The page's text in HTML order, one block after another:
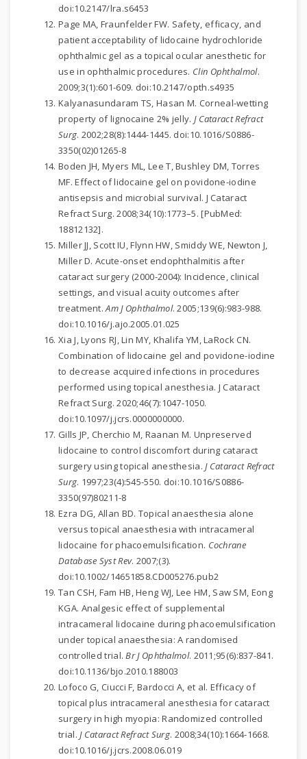
doi:10.2147/lra.s6453
Page MA, Fraunfelder FW. Safety, efficacy, and
patient acceptability of lidocaine hydrochloride
ophthalmic gel as a topical ocular anesthetic for
use in ophthalmic procedures. Clin Ophthalmol.
2009;3(1):601-609. doi:10.2147/opth.s4935
Kalyanasundaram TS, Hasan M. Corneal-wetting
property of lignocaine 2% jelly. J Cataract Refract
Surg. 2002;28(8):1444-1445. doi:10.1016/S0886-
3350(02)01265-8
Boden JH, Myers ML, Lee T, Bushley DM, Torres
MF. Effect of lidocaine gel on povidone-iodine
antisepsis and microbial survival. J Cataract
Refract Surg. 2008;34(10):1773–5. [PubMed:
18812132].
Miller JJ, Scott IU, Flynn HW, Smiddy WE, Newton J,
Miller D. Acute-onset endophthalmitis after
cataract surgery (2000-2004): Incidence, clinical
settings, and visual acuity outcomes after
treatment.Am J Ophthalmol. 2005;139(6):983-988.
doi:10.1016/j.ajo.2005.01.025
Xia J, Lyons RJ, Lin MY, Khalifa YM, LaRock CN.
Combination of lidocaine gel and povidone-iodine
to decrease acquired infections in procedures
performed using topical anesthesia. J Cataract
Refract Surg. 2020;46(7):1047-1050.
doi:10.1097/j.jcrs.0000000000.
Gills JP, Cherchio M, Raanan M. Unpreserved
lidocaine to control discomfort during cataract
surgery using topical anesthesia.J Cataract Refract
Surg. 1997;23(4):545-550. doi:10.1016/S0886-
3350(97)80211-8
Ezra DG, Allan BD. Topical anaesthesia alone
versus topical anaesthesia with intracameral
lidocaine for phacoemulsification. Cochrane
Database Syst Rev. 2007;(3).
doi:10.1002/14651858.CD005276.pub2
Tan CSH, Fam HB, Heng WJ, Lee HM, Saw SM, Eong
KGA. Analgesic effect of supplemental
intracameral lidocaine during phacoemulsification
under topical anaesthesia: A randomised
controlled trial.Br J Ophthalmol. 2011;95(6):837-841.
doi:10.1136/bjo.2010.188003
Lofoco G, Ciucci F, Bardocci A, et al. Efficacy of
topical plus intracameral anesthesia for cataract
surgery in high myopia: Randomized controlled
trial.J Cataract Refract Surg. 2008;34(10):1664-1668.
doi:10.1016/j.jcrs.2008.06.019